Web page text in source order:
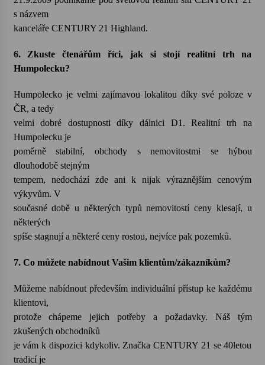
s názvem
kanceláře CENTURY 21 Highland.
6. Zkuste čtenářům říci, jak si stojí realitní trh na
Humpolecku?
Humpolecko je velmi zajímavou lokalitou díky své poloze v
ČR, a tedy
velmi dobré dostupnosti díky dálnici D1. Realitní trh na
Humpolecku je
poměrně stabilní, obchody s nemovitostmi se hýbou
dlouhodobě stejným
tempem, nedochází zde ani k nijak výraznějším cenovým
výkyvům. V
současné době u některých typů nemovitostí ceny klesají, u
některých
spíše stagnují a některé ceny rostou, nejvíce pak pozemků.
7. Co můžete nabídnout Vašim klientům/zákazníkům?
Můžeme nabídnout především individuální přístup ke každému
klientovi,
protože chápeme jejich potřeby a požadavky. Náš tým
zkušených obchodníků
je vám k dispozici kdykoliv. Značka CENTURY 21 se 40letou
tradicí je